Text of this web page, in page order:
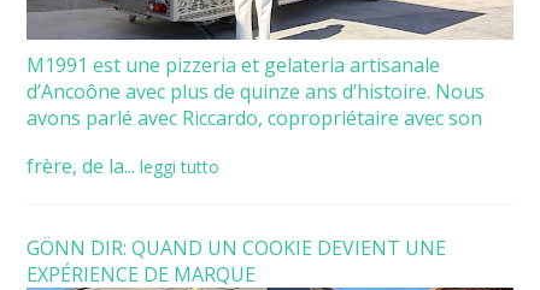
M1991 est une pizzeria et gelateria artisanale
d’Ancoône avec plus de quinze ans d’histoire. Nous
avons parlé avec Riccardo, copropriétaire avec son
frère, de la... leggi tutto
GÖNN DIR: QUAND UN COOKIE DEVIENT UNE
EXPÉRIENCE DE MARQUE